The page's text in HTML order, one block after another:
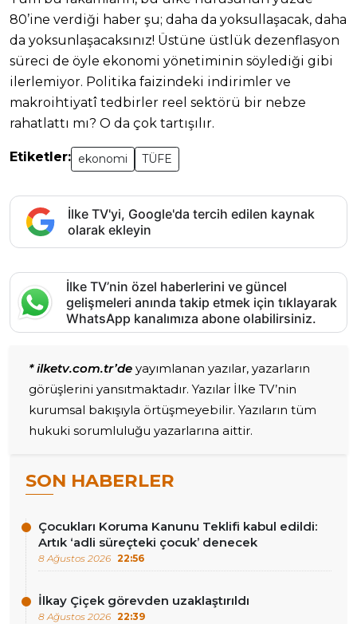
80’ine verdiği haber şu; daha da yoksullaşacak, daha
da yoksunlaşacaksınız! Üstüne üstlük dezenflasyon
süreci de öyle ekonomi yönetiminin söylediği gibi
ilerlemiyor. Politika faizindeki indirimler ve
makroihtiyatî tedbirler reel sektörü bir nebze
rahatlattı mı? O da çok tartışılır.
Etiketler: ekonomi TÜFE
İlke TV'yi, Google'da tercih edilen kaynak
olarak ekleyin
İlke TV’nin özel haberlerini ve güncel
gelişmeleri anında takip etmek için tıklayarak
WhatsApp kanalımıza abone olabilirsiniz.
* ilketv.com.tr’de yayımlanan yazılar, yazarların
görüşlerini yansıtmaktadır. Yazılar İlke TV’nin
kurumsal bakışıyla örtüşmeyebilir. Yazıların tüm
hukuki sorumluluğu yazarlarına aittir.
SON HABERLER
Çocukları Koruma Kanunu Teklifi kabul edildi:
Artık ‘adli süreçteki çocuk’ denecek
8 Ağustos 2026 22:56
İlkay Çiçek görevden uzaklaştırıldı
8 Ağustos 2026 22:39